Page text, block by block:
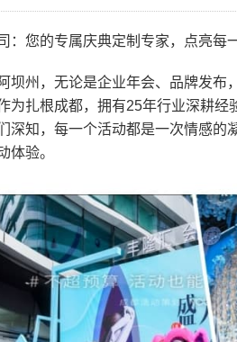
：您的专属庆典定制专家，点亮每
坝州，无论是企业年会、品牌发布
为扎根成都，拥有25年行业深耕
深知，每一个活动都是一次情感
体验。